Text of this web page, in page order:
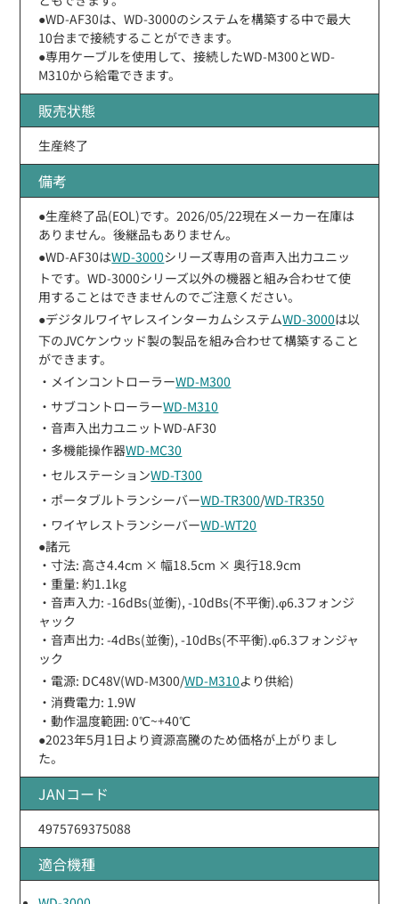
●WD-AF30は、WD-3000のシステムを構築する中で最大
10台まで接続することができます。
●専用ケーブルを使用して、接続したWD-M300とWD-
M310から給電できます。
販売状態
生産終了
備考
●生産終了品(EOL)です。2026/05/22現在メーカー在庫は
ありません。後継品もありません。
●WD-AF30はWD-3000シリーズ専用の音声入出力ユニッ
トです。WD-3000シリーズ以外の機器と組み合わせて使
用することはできませんのでご注意ください。
●デジタルワイヤレスインターカムシステムWD-3000は以
下のJVCケンウッド製の製品を組み合わせて構築すること
ができます。
・メインコントローラーWD-M300
・サブコントローラーWD-M310
・音声入出力ユニットWD-AF30
・多機能操作器WD-MC30
・セルステーションWD-T300
・ポータブルトランシーバーWD-TR300/WD-TR350
・ワイヤレストランシーバーWD-WT20
●諸元
・寸法: 高さ4.4cm × 幅18.5cm × 奥行18.9cm
・重量: 約1.1kg
・音声入力: -16dBs(並衡), -10dBs(不平衡).φ6.3フォンジ
ャック
・音声出力: -4dBs(並衡), -10dBs(不平衡).φ6.3フォンジャ
ック
・電源: DC48V(WD-M300/WD-M310より供給)
・消費電力: 1.9W
・動作温度範囲: 0℃~+40℃
●2023年5月1日より資源高騰のため価格が上がりまし
た。
JANコード
4975769375088
適合機種